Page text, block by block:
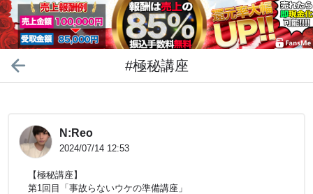
#極秘講座
N:Reo
2024/07/14 12:53
【極秘講座】
第1回目「事故らないウケの準備講座」